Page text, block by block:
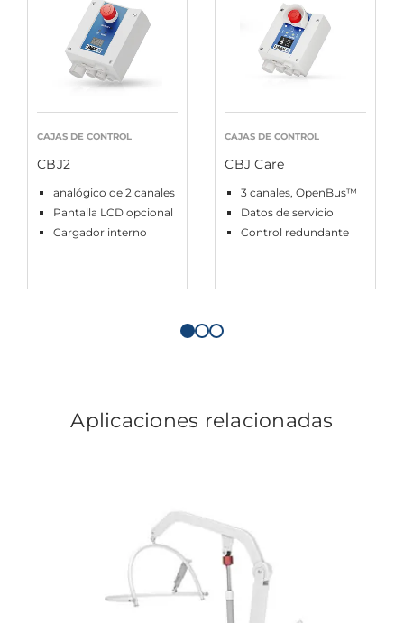
CAJAS DE CONTROL
CBJ2
analógico de 2 canales
Pantalla LCD opcional
Cargador interno
CAJAS DE CONTROL
CBJ Care
3 canales, OpenBus™
Datos de servicio
Control redundante
Aplicaciones relacionadas